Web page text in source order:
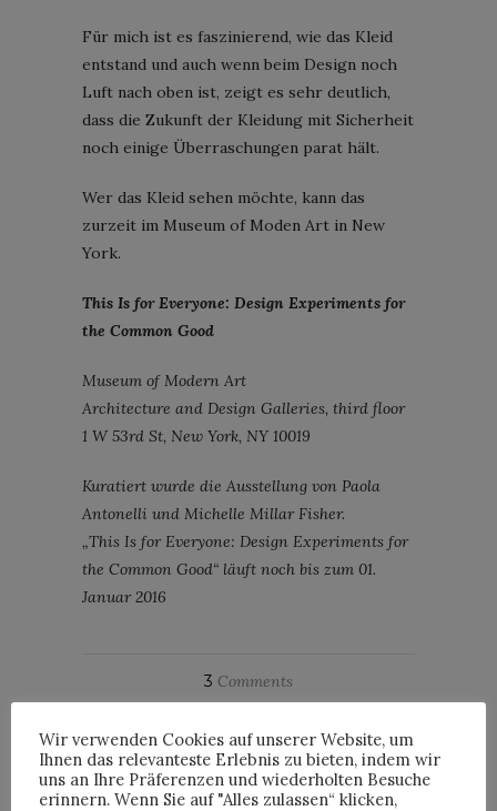
Für mich ist es faszinierend, wie das Kleid
entstand und auch wenn beim Design noch
Luft nach oben ist, zeigt es sehr deutlich,
dass die Zukunft der Kleidung mit Sicherheit
noch einige Überraschungen parat hält.
Wer das Kleid sehen möchte, kann das
zurzeit im Museum of Moden Art in New
York.
This Is for Everyone: Design Experiments for
the Common Good
Museum of Modern Art
Architecture and Design Galleries, third floor
1 W 53rd St, New York, NY 10019
Kuratiert wurde die Ausstellung von Paola
Antonelli und Michelle Millar Fisher.
„This Is for Everyone: Design Experiments for
the Common Good“ läuft noch bis zum 01.
Januar 2016
3 Comments
By HORST
Wir verwenden Cookies auf unserer Website, um
Ihnen das relevanteste Erlebnis zu bieten, indem wir
uns an Ihre Präferenzen und wiederholten Besuche
erinnern. Wenn Sie auf "Alles zulassen“ klicken,